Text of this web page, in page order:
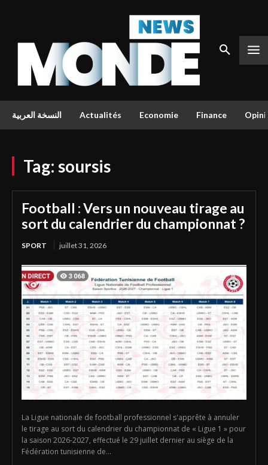
النسخة العربية Actualités Economie Finance
Tag: soursis
Football : Vers un nouveau tirage au
sort du calendrier du championnat ?
SPORT juillet 31, 2026
La Ligue nationale de football professionnel s'apprête à annuler
le tirage au sort du calendrier du championnat de « Ligue 1 » pour
la saison 2026-2027, effectué le 29 juillet dernier au siège de la
Fédération tunisienne de...